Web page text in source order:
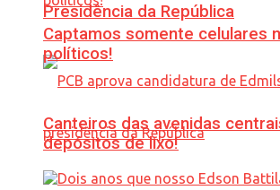
Presidência da República
Captamos somente celulares
políticos!
Canteiros das avenidas
depósitos de lixo!